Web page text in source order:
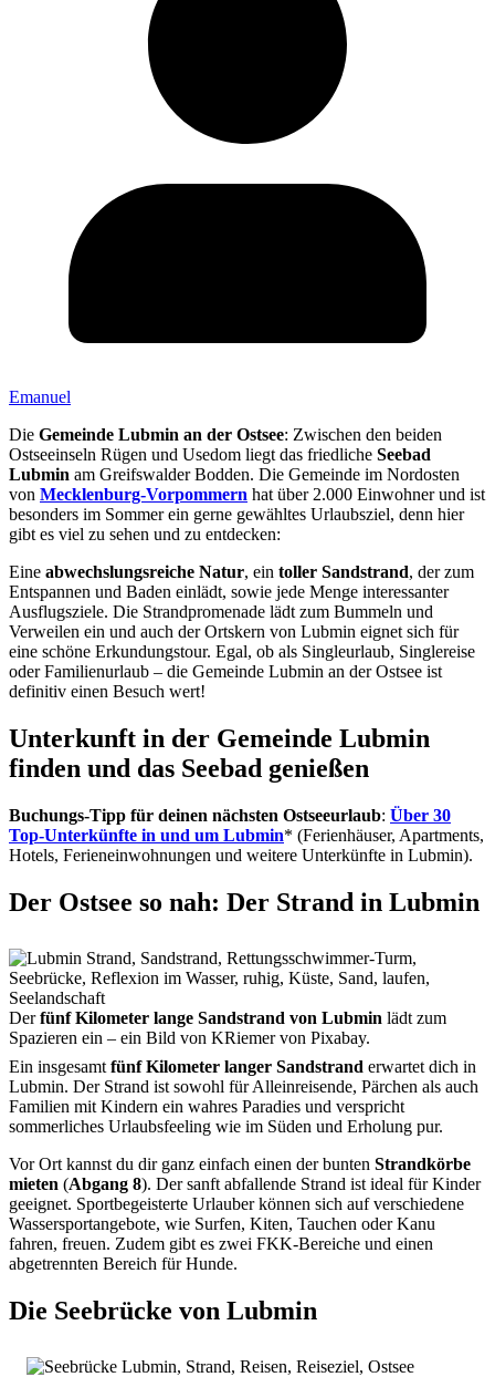
Emanuel
Die Gemeinde Lubmin an der Ostsee: Zwischen den beiden
Ostseeinseln Rügen und Usedom liegt das friedliche Seebad
Lubmin am Greifswalder Bodden. Die Gemeinde im Nordosten
von Mecklenburg-Vorpommern hat über 2.000 Einwohner und ist
besonders im Sommer ein gerne gewähltes Urlaubsziel, denn hier
gibt es viel zu sehen und zu entdecken:
Eine abwechslungsreiche Natur, ein toller Sandstrand, der zum
Entspannen und Baden einlädt, sowie jede Menge interessanter
Ausflugsziele. Die Strandpromenade lädt zum Bummeln und
Verweilen ein und auch der Ortskern von Lubmin eignet sich für
eine schöne Erkundungstour. Egal, ob als Singleurlaub, Singlereise
oder Familienurlaub – die Gemeinde Lubmin an der Ostsee ist
definitiv einen Besuch wert!
Unterkunft in der Gemeinde Lubmin
finden und das Seebad genießen
Buchungs-Tipp für deinen nächsten Ostseeurlaub: Über 30
Top-Unterkünfte in und um Lubmin* (Ferienhäuser, Apartments,
Hotels, Ferieneinwohnungen und weitere Unterkünfte in Lubmin).
Der Ostsee so nah: Der Strand in Lubmin
Derfünf Kilometer lange Sandstrand von Lubmin lädt zum
Spazieren ein – ein Bild von KRiemer von Pixabay.
Ein insgesamt fünf Kilometer langer Sandstrand erwartet dich in
Lubmin. Der Strand ist sowohl für Alleinreisende, Pärchen als auch
Familien mit Kindern ein wahres Paradies und verspricht
sommerliches Urlaubsfeeling wie im Süden und Erholung pur.
Vor Ort kannst du dir ganz einfach einen der bunten Strandkörbe
mieten (Abgang 8). Der sanft abfallende Strand ist ideal für Kinder
geeignet. Sportbegeisterte Urlauber können sich auf verschiedene
Wassersportangebote, wie Surfen, Kiten, Tauchen oder Kanu
fahren, freuen. Zudem gibt es zwei FKK-Bereiche und einen
abgetrennten Bereich für Hunde.
Die Seebrücke von Lubmin